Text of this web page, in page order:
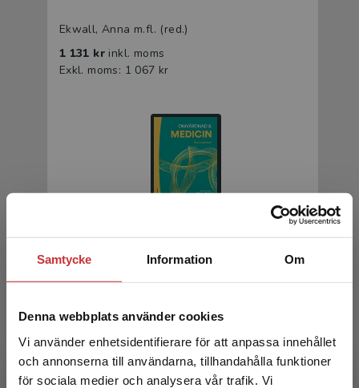
Samtycke Information Om
Denna webbplats använder cookies
Vi använder enhetsidentifierare för att anpassa innehållet
och annonserna till användarna, tillhandahålla funktioner
för sociala medier och analysera vår trafik. Vi
Ekwall, Anna m.fl. (red.)
1 131 kr inkl. moms
Exkl. moms: 1 067 kr
409 krinkl. moms